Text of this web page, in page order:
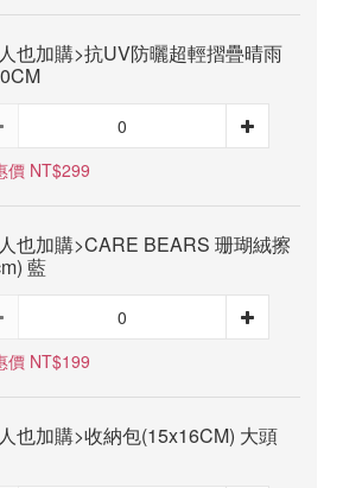
也加購>抗UV防曬超輕摺疊晴雨
價 NT$299
也加購>CARE BEARS 珊瑚絨擦
藍
價 NT$199
也加購>收納包(15x16CM) 大頭